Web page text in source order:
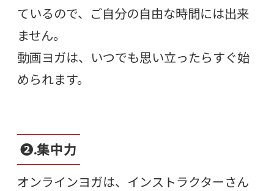
ているので、ご自分の自由な時間には出来
ません。
動画ヨガは、いつでも思い立ったらすぐ始
められます。
❷.集中力
オンラインヨガは、インストラクターさん